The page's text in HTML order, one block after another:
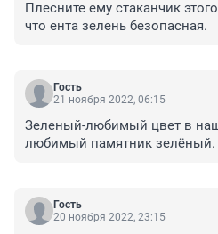
Плесните ему стаканчик
что ента зелень безопасная.
Гость
21 ноября 2022, 06:15
Зеленый-любимый цвет в
любимый памятник зелёный.
Гость
20 ноября 2022, 23:15